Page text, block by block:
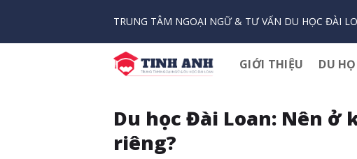
nội
TRUNG TÂM NGOẠI NGỮ & TƯ VẤN DU HỌC ĐÀI
GIỚI THIỆU DU
Du học Đài Loan: Nên
riêng?